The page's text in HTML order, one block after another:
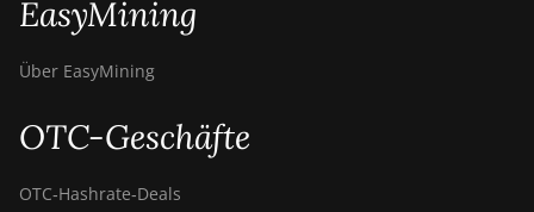
EasyMining
Über EasyMining
OTC-Geschäfte
OTC‑Hashrate‑Deals